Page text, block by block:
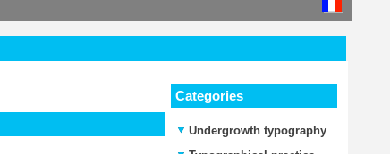
Categories
Undergrowth typography